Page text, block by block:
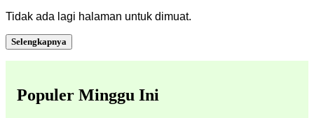
Tidak ada lagi halaman untuk dimuat.
Selengkapnya
Populer Minggu Ini